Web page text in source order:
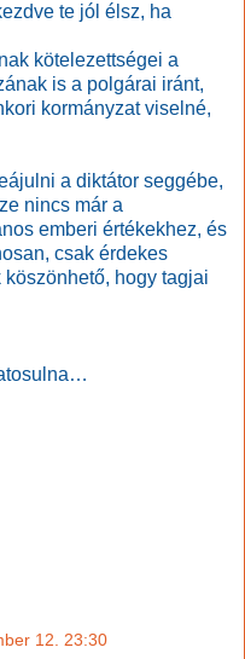
te jól élsz, ha
kötelezettségei a
is a polgárai iránt,
kormányzat viselné,
a diktátor seggébe,
nincs már a
emberi értékekhez, és
csak érdekes
hogy tagjai
12. 23:30